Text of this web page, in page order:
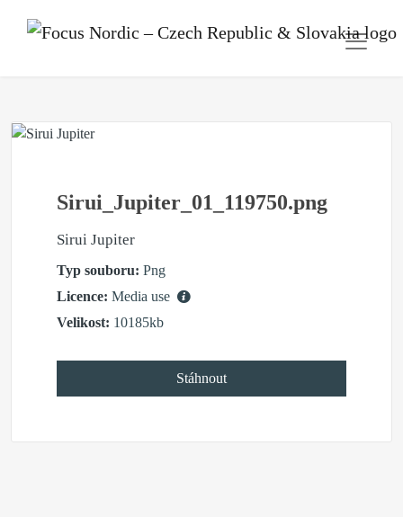
Sirui_Jupiter_01_119750.png
Sirui Jupiter
Typ souboru: Png
Licence: Media use
Velikost: 10185kb
Stáhnout